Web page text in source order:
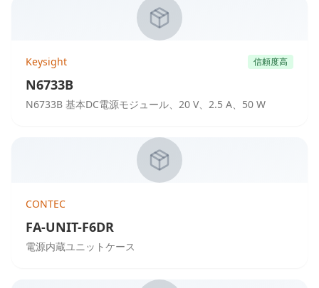
Keysight 信頼度高
N6733B
N6733B 基本DC電源モジュール、20 V、2.5 A、50 W
CONTEC
FA-UNIT-F6DR
電源内蔵ユニットケース